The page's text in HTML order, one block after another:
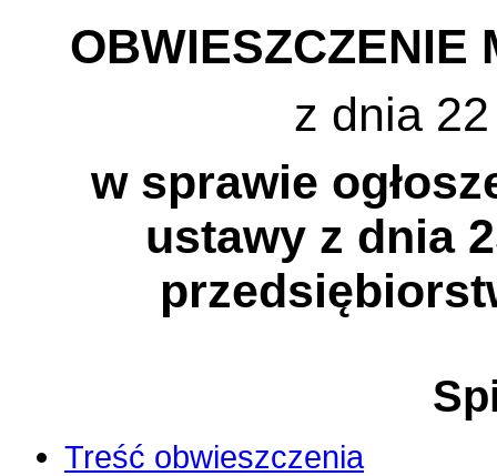
OBWIESZCZENIE
z dnia
w sprawie
ustawy z dnia
Treść obwieszczenia